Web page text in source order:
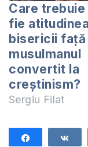
Care trebuie
fie atitudinea
bisericii față
musulmanul
convertit la
creștinism?
Sergiu Filat